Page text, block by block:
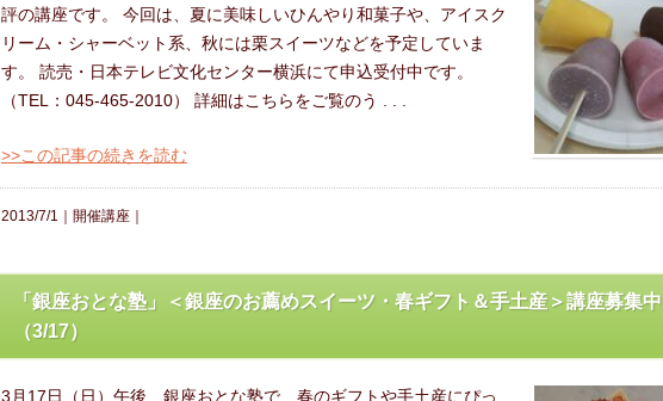
評の講座です。 今回は、夏に美味しいひんやり和菓子や、アイスク
リーム・シャーベット系、秋には栗スイーツなどを予定していま
す。 読売・日本テレビ文化センター横浜にて申込受付中です。
（TEL：045-465-2010） 詳細はこちらをご覧のう . . .
>>この記事の続きを読む
2013/7/1｜ 開催講座 ｜
「銀座おとな塾」＜銀座のお薦めスイーツ・春ギフト＆手土産＞講座募集中
（3/17）
3月17日（日）午後、銀座おとな塾で、春のギフトや手土産にぴっ